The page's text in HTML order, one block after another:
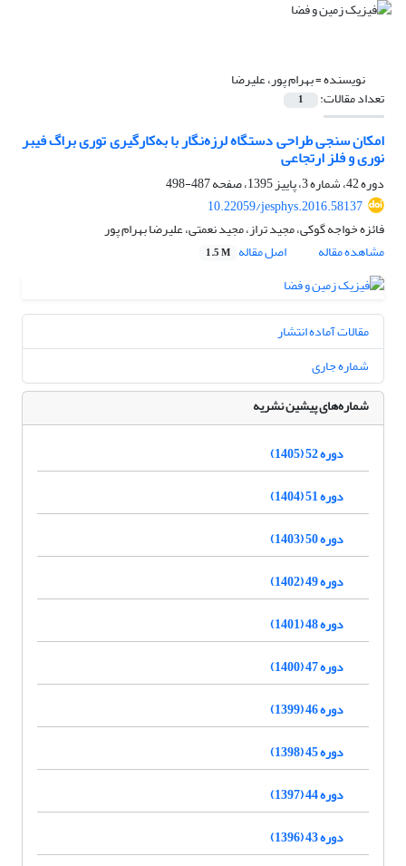
نویسنده =بهرام پور، علیرضا
تعداد مقالات: 1
امکان سنجی طراحی دستگاه لرزه‌نگار با به‌کارگیری توری براگ فیبر
نوری و فلز ارتجاعی
دوره 42، شماره 3، پاییز 1395، صفحه
487-498
10.22059/jesphys.2016.58137
فائزه خواجه گوکی، مجید تراز، مجید نعمتی، علیرضا بهرام پور
مشاهده مقاله
اصل مقاله 1.5 M
مقالات آماده انتشار
شماره جاری
شماره‌های پیشین نشریه
دوره 52 (1405)
دوره 51 (1404)
دوره 50 (1403)
دوره 49 (1402)
دوره 48 (1401)
دوره 47 (1400)
دوره 46 (1399)
دوره 45 (1398)
دوره 44 (1397)
دوره 43 (1396)